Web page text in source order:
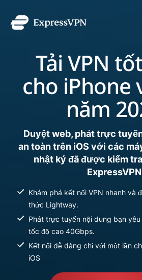
Tải VPN
cho iPhone
năm
Duyệt web, phát trực
an toàn trên iOS với các
nhật ký đã được kiểm
ExpressVPN
Khám phá kết nối VPN nhanh và
thức Lightway.
Phát trực tuyến nội dung bạn
tốc độ cao 40Gbps.
Kết nối dễ dàng chỉ với một lần
iOS